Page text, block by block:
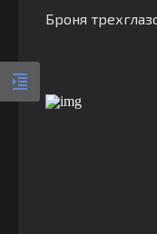
Броня